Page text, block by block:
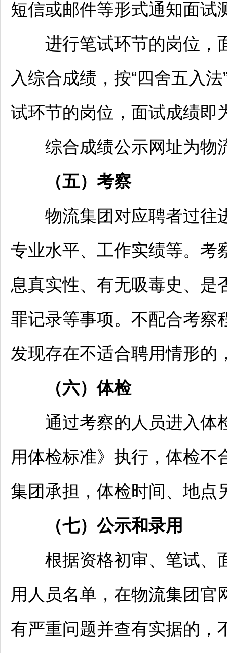
短信或邮件等形式通知面试
进行笔试环节的岗位，
入综合成绩，按“四舍五入
试环节的岗位，面试成绩即
综合成绩公示网址为物
（五）考察
物流集团对应聘者过往
专业水平、工作实绩等。考
息真实性、有无吸毒史、是
罪记录等事项。不配合考察
发现存在不适合聘用情形的
（六）体检
通过考察的人员进入体
用体检标准》执行，体检不
集团承担，体检时间、地点
（七）公示和录用
根据资格初审、笔试、
用人员名单，在物流集团
有严重问题并查有实据的，